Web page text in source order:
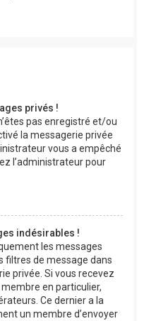
privés !
pas enregistré et/ou
la messagerie privée
vous a empêché
l’administrateur pour
indésirables !
les messages
filtres de message dans
privée. Si vous recevez
en particulier,
Ce dernier a la
un membre d’envoyer